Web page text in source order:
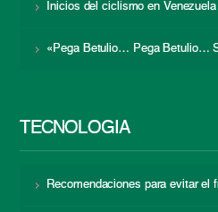
Inicios del ciclismo en Venezuela
«Pega Betulio… Pega Betulio…
TECNOLOGÍA
Recomendaciones para evitar el